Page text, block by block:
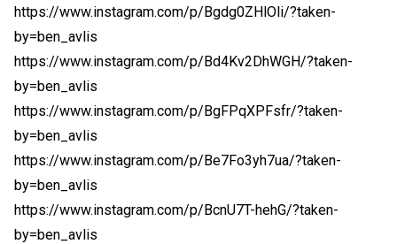
https://www.instagram.com/p/Bgdg0ZHlOli/?taken-
by=ben_avlis
https://www.instagram.com/p/Bd4Kv2DhWGH/?taken-
by=ben_avlis
https://www.instagram.com/p/BgFPqXPFsfr/?taken-
by=ben_avlis
https://www.instagram.com/p/Be7Fo3yh7ua/?taken-
by=ben_avlis
https://www.instagram.com/p/BcnU7T-hehG/?taken-
by=ben_avlis